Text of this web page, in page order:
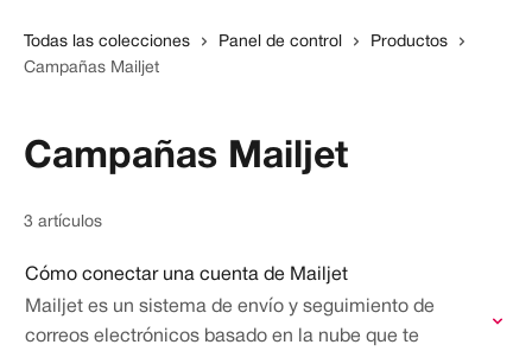
Todas las colecciones Panel de control
Productos
Campañas Mailjet
Campañas Mailjet
3 artículos
Cómo conectar una cuenta de Mailjet
Mailjet es un sistema de envío y seguimiento de
correos electrónicos basado en la nube que te